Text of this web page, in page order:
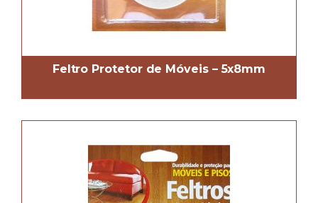
Feltro Protetor de Móveis – 5x8mm